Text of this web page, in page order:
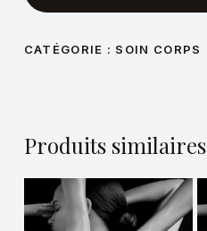
CATÉGORIE : SOIN CORPS
Produits similaires